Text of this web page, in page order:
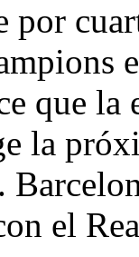
por
que la
la
el